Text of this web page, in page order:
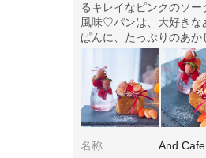
るキレイなピンクのソ
風味♡パンは、大好きな
ぱんに、たっぷりのあ
グ🍓リボン🎀のお粧し
味しさと可愛さを兼ね
時間🥰
名称
And Cafe